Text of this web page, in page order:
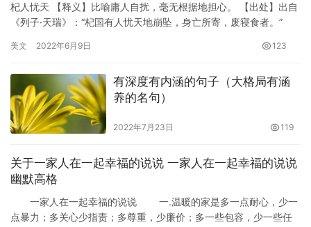
杞人忧天 【释义】比喻庸人自扰，毫无根据地担心。 【出处】出自
《列子·天瑞》：“杞国有人忧天地崩坠，身亡所寄，废寝食者。”
美文 2022年6月9日 123
有深度有内涵的句子（大格局有涵
养的名句）
2022年7月23日 119
关于一家人在一起幸福的说说 一家人在一起幸福的说说
幽默高格
一家人在一起幸福的说说 一.温暖的家是多一点耐心，少一
点暴力；多关心少指责；多尊重，少廉价；多一些包容，少一些任